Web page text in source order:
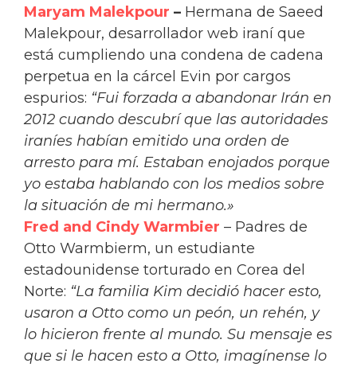
Maryam Malekpour – Hermana de Saeed
Malekpour, desarrollador web iraní que
está cumpliendo una condena de cadena
perpetua en la cárcel Evin por cargos
espurios: “Fui forzada a abandonar Irán en
2012 cuando descubrí que las autoridades
iraníes habían emitido una orden de
arresto para mí. Estaban enojados porque
yo estaba hablando con los medios sobre
la situación de mi hermano.»
Fred and Cindy Warmbier – Padres de
Otto Warmbierm, un estudiante
estadounidense torturado en Corea del
Norte: “La familia Kim decidió hacer esto,
usaron a Otto como un peón, un rehén, y
lo hicieron frente al mundo. Su mensaje es
que si le hacen esto a Otto, imagínense lo